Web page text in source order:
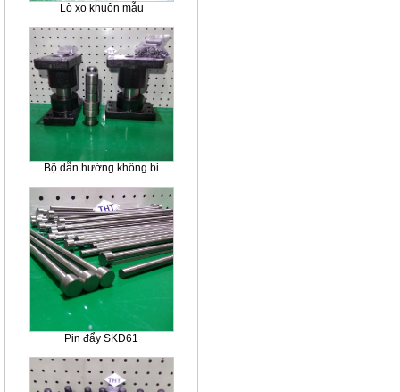
Lò xo khuôn mẫu
Bộ dẫn hướng không bi
Pin đẩy SKD61